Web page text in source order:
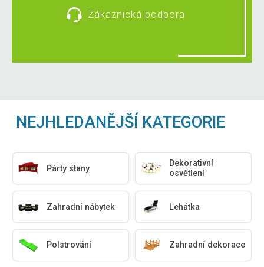
Zákaznická podpora
NEJHLEDANĚJŠÍ KATEGORIE
Párty stany
Dekorativní
osvětlení
Zahradní nábytek Lehátka
Polstrování Zahradní dekorace